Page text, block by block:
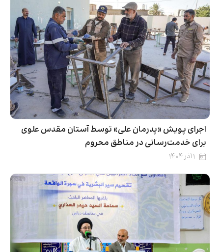
اجرای پویش «پدرمان علی» توسط آستان مقدس علوی
برای خدمت‌رسانی در مناطق محروم
۱ آذر ۱۴۰۴